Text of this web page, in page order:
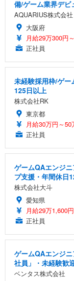
備/ゲーム業界デビ
AQUARIUS株式会社
大阪府
月給29万300円
正社員
未経験採用枠/ゲー
125日以上
株式会社RK
東京都
月給30万円～50
正社員
ゲームQAエンジ
プ支援・年間休日
株式会社大斗
愛知県
月給29万1,600
正社員
ゲームQAエンジ
社員」・未経験歓
ベンタス株式会社